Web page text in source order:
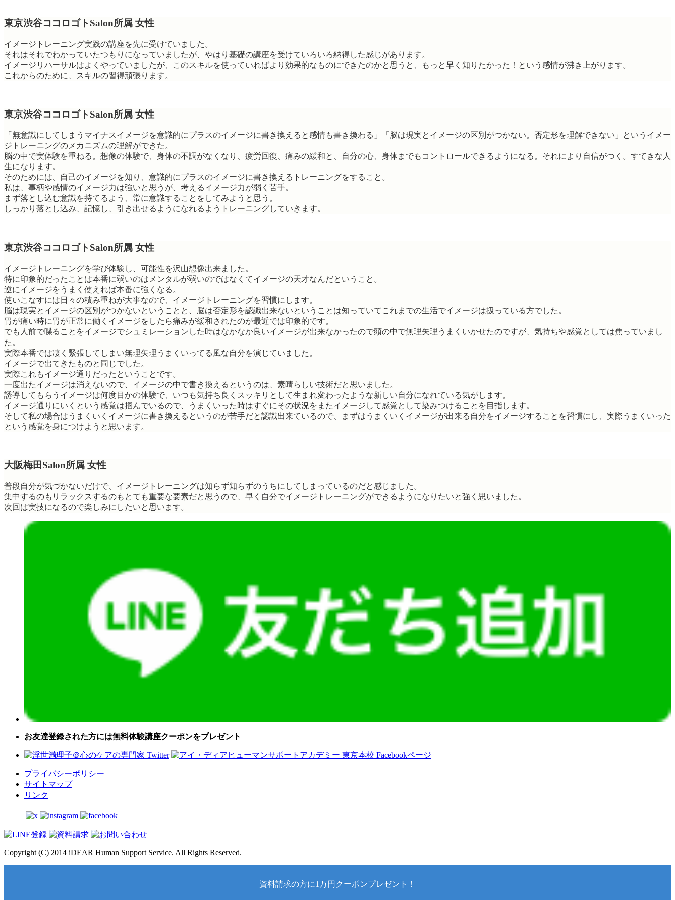
東京渋谷ココロゴトSalon所属 女性
イメージトレーニング実践の講座を先に受けていました。
それはそれでわかっていたつもりになっていましたが、やはり基礎の講座を受けていろいろ納得した感じがあります。
イメージリハーサルはよくやっていましたが、このスキルを使っていればより効果的なものにできたのかと思うと、もっと早く知りたかった！という感情が沸き上がります。
これからのために、スキルの習得頑張ります。
東京渋谷ココロゴトSalon所属 女性
「無意識にしてしまうマイナスイメージを意識的にプラスのイメージに書き換えると感情も書き換わる」「脳は現実とイメージの区別がつかない。否定形を理解できない」というイメー
ジトレーニングのメカニズムの理解ができた。
脳の中で実体験を重ねる。想像の体験で、身体の不調がなくなり、疲労回復、痛みの緩和と、自分の心、身体までもコントロールできるようになる。それにより自信がつく。すてきな人
生になります。
そのためには、自己のイメージを知り、意識的にプラスのイメージに書き換えるトレーニングをすること。
私は、事柄や感情のイメージ力は強いと思うが、考えるイメージ力が弱く苦手。
まず落とし込む意識を持てるよう、常に意識することをしてみようと思う。
しっかり落とし込み、記憶し、引き出せるようになれるようトレーニングしていきます。
東京渋谷ココロゴトSalon所属 女性
イメージトレーニングを学び体験し、可能性を沢山想像出来ました。
特に印象的だったことは本番に弱いのはメンタルが弱いのではなくてイメージの天才なんだということ。
逆にイメージをうまく使えれば本番に強くなる。
使いこなすには日々の積み重ねが大事なので、イメージトレーニングを習慣にします。
脳は現実とイメージの区別がつかないということと、脳は否定形を認識出来ないということは知っていてこれまでの生活でイメージは扱っている方でした。
胃が痛い時に胃が正常に働くイメージをしたら痛みが緩和されたのが最近では印象的です。
でも人前で喋ることをイメージでシュミレーションした時はなかなか良いイメージが出来なかったので頭の中で無理矢理うまくいかせたのですが、気持ちや感覚としては焦っていまし
た。
実際本番では凄く緊張してしまい無理矢理うまくいってる風な自分を演じていました。
イメージで出てきたものと同じでした。
実際これもイメージ通りだったということです。
一度出たイメージは消えないので、イメージの中で書き換えるというのは、素晴らしい技術だと思いました。
誘導してもらうイメージは何度目かの体験で、いつも気持ち良くスッキリとして生まれ変わったような新しい自分になれている気がします。
イメージ通りにいくという感覚は掴んでいるので、うまくいった時はすぐにその状況をまたイメージして感覚として染みつけることを目指します。
そして私の場合はうまくいくイメージに書き換えるというのが苦手だと認識出来ているので、まずはうまくいくイメージが出来る自分をイメージすることを習慣にし、実際うまくいった
という感覚を身につけようと思います。
大阪梅田Salon所属 女性
普段自分が気づかないだけで、イメージトレーニングは知らず知らずのうちにしてしまっているのだと感じました。
集中するのもリラックスするのもとても重要な要素だと思うので、早く自分でイメージトレーニングができるようになりたいと強く思いました。
次回は実技になるので楽しみにしたいと思います。
お友達登録された方には無料体験講座クーポンをプレゼント
プライバシーポリシー
サイトマップ
リンク
Copyright (C) 2014 iDEAR Human Support Service. All Rights Reserved.
資料請求の方に1万円クーポンプレゼント！